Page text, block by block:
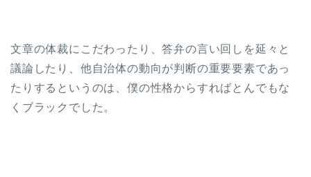
文章の体裁にこだわったり、答弁の言い回しを延々と
議論したり、他自治体の動向が判断の重要要素であっ
たりするというのは、僕の性格からすればとんでもな
くブラックでした。